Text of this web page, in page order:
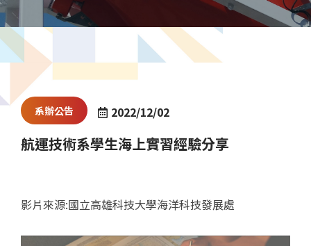
系辦公告 2022/12/02
航運技術系學生海上實習經驗分享
影片來源:國立高雄科技大學海洋科技發展處